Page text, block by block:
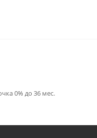
0% до 36 мес.